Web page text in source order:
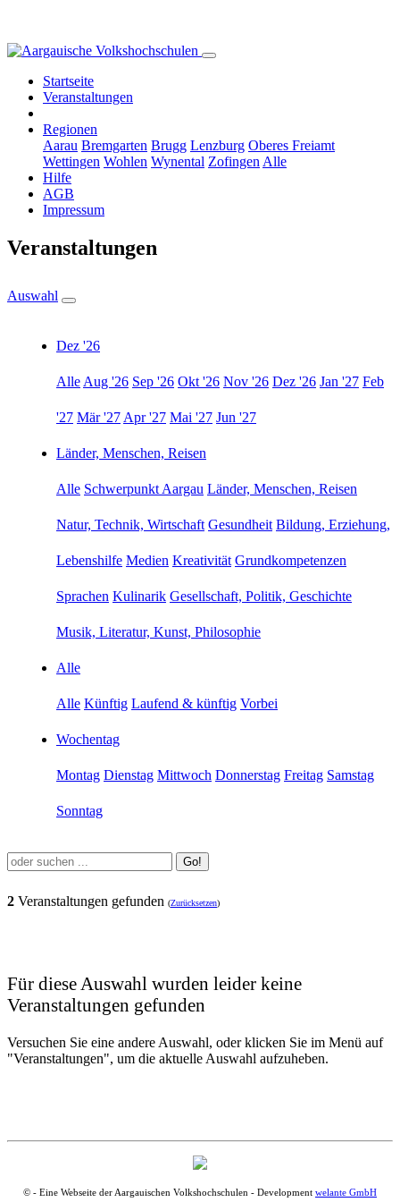
Startseite
Veranstaltungen
Regionen
Aarau Bremgarten Brugg Lenzburg Oberes Freiamt
Wettingen Wohlen Wynental Zofingen Alle
Hilfe
AGB
Impressum
Veranstaltungen
Auswahl
Dez '26
Alle Aug '26 Sep '26 Okt '26 Nov '26 Dez '26 Jan '27 Feb
'27 Mär '27 Apr '27 Mai '27 Jun '27
Länder, Menschen, Reisen
Alle Schwerpunkt Aargau Länder, Menschen, Reisen
Natur, Technik, Wirtschaft Gesundheit Bildung, Erziehung,
Lebenshilfe Medien Kreativität Grundkompetenzen
Sprachen Kulinarik Gesellschaft, Politik, Geschichte
Musik, Literatur, Kunst, Philosophie
Alle
Alle Künftig Laufend & künftig Vorbei
Wochentag
Montag Dienstag Mittwoch Donnerstag Freitag Samstag
Sonntag
Go!
2 Veranstaltungen gefunden (Zurücksetzen)
Für diese Auswahl wurden leider keine
Veranstaltungen gefunden
Versuchen Sie eine andere Auswahl, oder klicken Sie im Menü auf
"Veranstaltungen", um die aktuelle Auswahl aufzuheben.
© - Eine Webseite der Aargauischen Volkshochschulen - Development welante GmbH